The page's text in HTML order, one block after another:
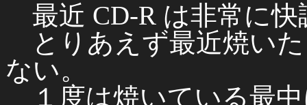
最近 CD-R は非常に快
とりあえず最近焼い
ない。
１度は焼いている最中